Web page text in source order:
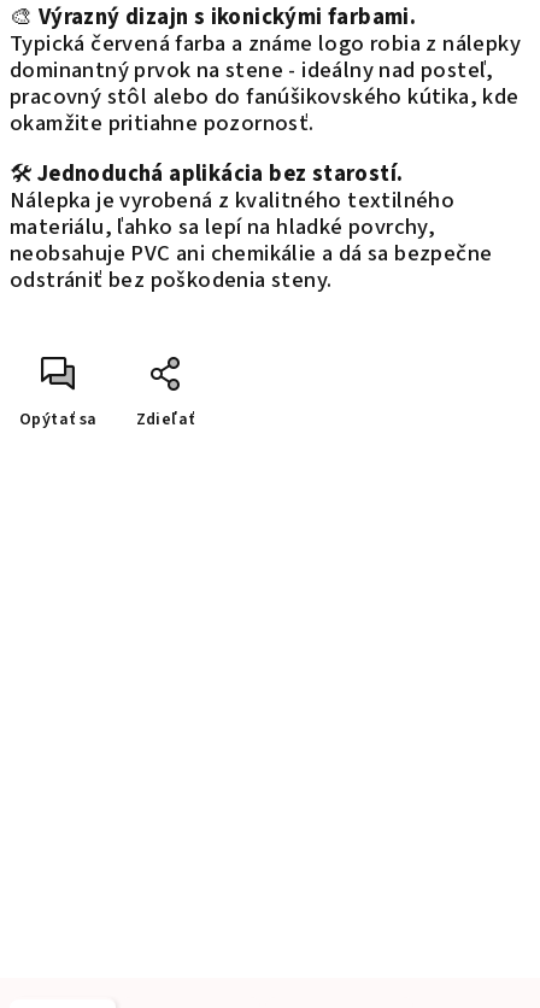
🎨 Výrazný dizajn s ikonickými farbami.
Typická červená farba a známe logo robia z nálepky
dominantný prvok na stene - ideálny nad posteľ,
pracovný stôl alebo do fanúšikovského kútika, kde
okamžite pritiahne pozornosť.
🛠️Jednoduchá aplikácia bez starostí.
Nálepka je vyrobená z kvalitného textilného
materiálu, ľahko sa lepí na hladké povrchy,
neobsahuje PVC ani chemikálie a dá sa bezpečne
odstrániť bez poškodenia steny.
Opýtať sa Zdieľať